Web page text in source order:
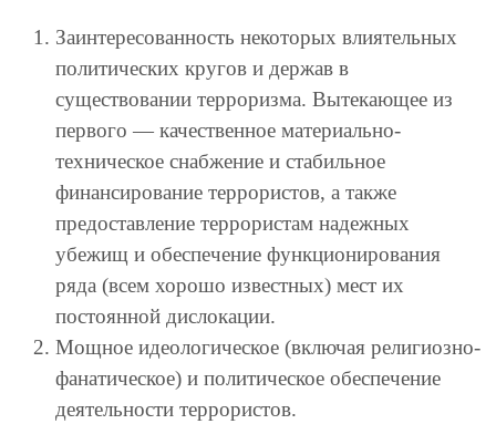
Заинтересованность некоторых влиятельных
политических кругов и держав в
существовании терроризма. Вытекающее из
первого — качественное материально-
техническое снабжение и стабильное
финансирование террористов, а также
предоставление террористам надежных
убежищ и обеспечение функционирования
ряда (всем хорошо известных) мест их
постоянной дислокации.
Мощное идеологическое (включая религиозно-
фанатическое) и политическое обеспечение
деятельности террористов.